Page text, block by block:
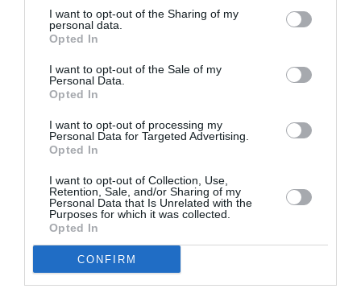
I want to opt-out of the Sharing of my
personal data.
Opted In
I want to opt-out of the Sale of my
Personal Data.
Opted In
I want to opt-out of processing my
Personal Data for Targeted Advertising.
Opted In
I want to opt-out of Collection, Use,
Retention, Sale, and/or Sharing of my
Personal Data that Is Unrelated with the
Purposes for which it was collected.
Opted In
CONFIRM
View this post on Instagram